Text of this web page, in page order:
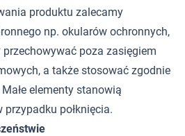
produktu zalecamy
np. okularów ochronnych,
poza zasięgiem
a także stosować zgodnie
elementy stanowią
połknięcia.